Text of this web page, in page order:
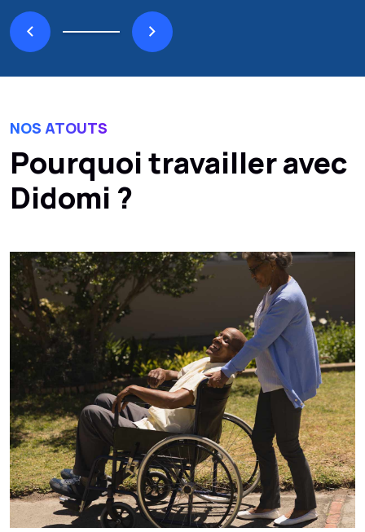
NOS ATOUTS
Pourquoi travailler avec
Didomi ?